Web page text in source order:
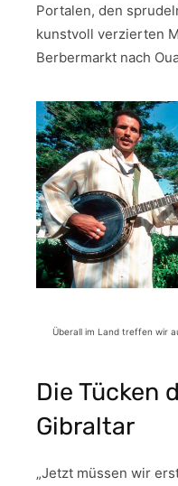
Portalen, den
kunstvoll verzierten
Berbermarkt nach
Überall im Land treffen wir
Die Tücken
Gibraltar
„Jetzt müssen wir